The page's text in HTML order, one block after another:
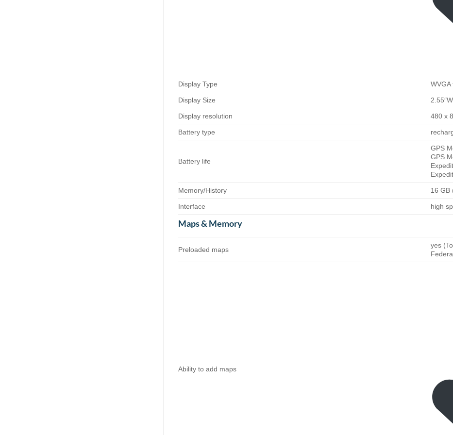
Display Type
Display Size
Display resolution 480 x
Battery type
Battery life
GPS
GPS
Memory/History 16 GB
Interface high
Maps & Memory
Preloaded maps
yes
Ability to add maps